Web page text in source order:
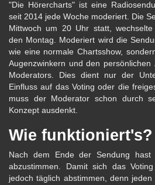
"Die Hörercharts" ist eine
seit 2014 jede Woche moderiert. Die
Mittwoch um 20 Uhr statt,
den Montag. Moderiert wird die
wie eine normale Chartsshow,
Augenzwinkern und den
Moderators. Dies dient nur der
Einfluss auf das Voting oder die
muss der Moderator schon durch
Konzept ausdenkt.
Wie funktioniert's?
Nach dem Ende der Sendung
abzustimmen. Damit sich das
jedoch täglich abstimmen, denn